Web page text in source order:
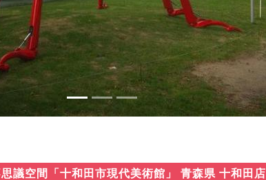
議空間「十和田市現代美術館」 青森県 十和田店